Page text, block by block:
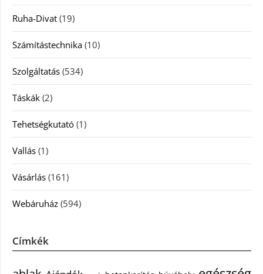
Ruha-Divat (19)
Számítástechnika (10)
Szolgáltatás (534)
Táskák (2)
Tehetségkutató (1)
Vallás (1)
Vásárlás (161)
Webáruház (594)
Címkék